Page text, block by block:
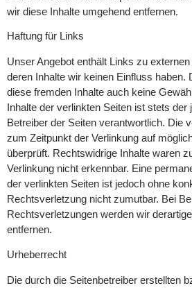
wir diese Inhalte umgehend entfernen.
Haftung für Links
Unser Angebot enthält Links zu
deren Inhalte wir keinen Einfluss haben.
diese fremden Inhalte auch keine
Inhalte der verlinkten Seiten ist stets der
Betreiber der Seiten verantwortlich. Die
zum Zeitpunkt der Verlinkung auf
überprüft. Rechtswidrige Inhalte waren
Verlinkung nicht erkennbar. Eine
der verlinkten Seiten ist jedoch ohne
Rechtsverletzung nicht zumutbar. Bei
Rechtsverletzungen werden wir
entfernen.
Urheberrecht
Die durch die Seitenbetreiber erstellten